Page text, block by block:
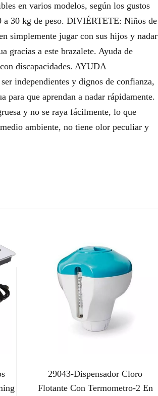
en varios modelos, según los gustos
a 30 kg de peso. DIVIÉRTETE: Niños de
simplemente jugar con sus hijos y nadar
gracias a este brazalete. Ayuda de
discapacidades. AYUDA
independientes y dignos de confianza,
para que aprendan a nadar rápidamente.
y no se raya fácilmente, lo que
ambiente, no tiene olor peculiar y
29043-Dispensador Cloro
Flotante Con Termometro-2 En